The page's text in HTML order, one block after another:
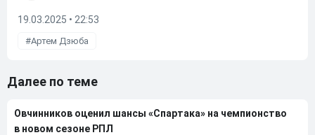
19.03.2025 • 22:53
Артем Дзюба
Далее по теме
Овчинников оценил шансы «Спартака» на чемпионство
в новом сезоне РПЛ